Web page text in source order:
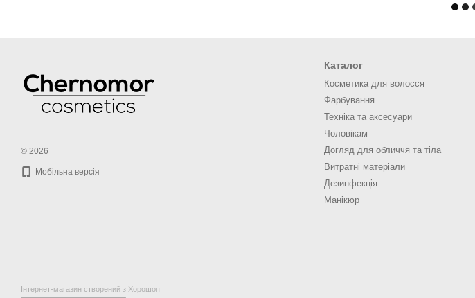
© 2026
Мобільна версія
Інтернет-магазин створений з Хорошоп
Каталог
Косметика для волосся
Фарбування
Техніка та аксесуари
Чоловікам
Догляд для обличчя та тіла
Витратні матеріали
Дезинфекція
Манікюр